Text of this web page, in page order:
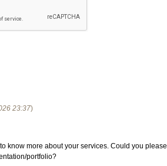
23:37)
know more about your services. Could you please
portfolio?